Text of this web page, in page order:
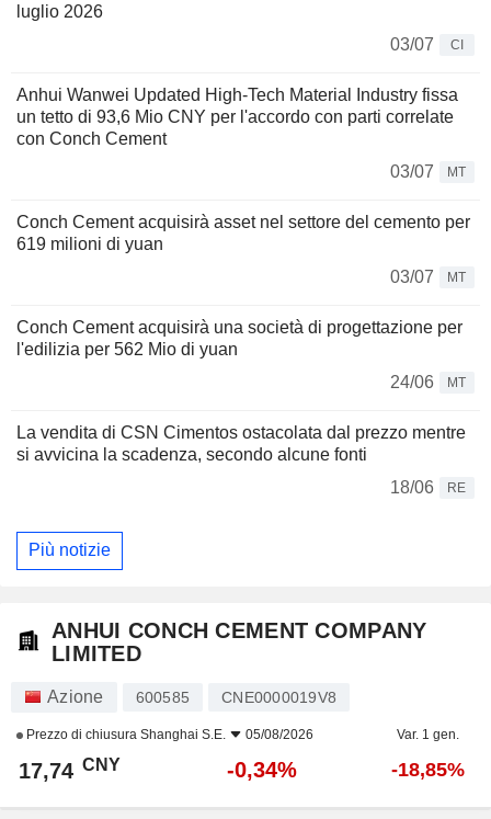
luglio 2026
03/07
CI
Anhui Wanwei Updated High-Tech Material Industry fissa
un tetto di 93,6 Mio CNY per l'accordo con parti correlate
con Conch Cement
03/07
MT
Conch Cement acquisirà asset nel settore del cemento per
619 milioni di yuan
03/07
MT
Conch Cement acquisirà una società di progettazione per
l'edilizia per 562 Mio di yuan
24/06
MT
La vendita di CSN Cimentos ostacolata dal prezzo mentre
si avvicina la scadenza, secondo alcune fonti
18/06
RE
Più notizie
ANHUI CONCH CEMENT COMPANY
LIMITED
Azione 600585 CNE0000019V8
Prezzo di chiusura Shanghai S.E. 05/08/2026 Var. 1 gen.
17,74 CNY -0,34% -18,85%